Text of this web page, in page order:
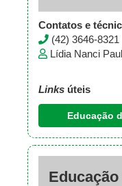
Contatos e
(42) 3646-8321
Lídia Nanci
Links úteis
Educação